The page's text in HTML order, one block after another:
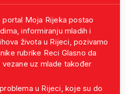
Moja Rijeka postao
informiranju mladih i
života u Rijeci, pozivamo
rubrike Reci Glasno da
uz mlade također
u Rijeci, koje su do